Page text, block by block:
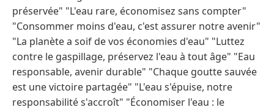
préservée" "L'eau rare, économisez sans compter"
"Consommer moins d'eau, c'est assurer notre avenir"
"La planète a soif de vos économies d'eau" "Luttez
contre le gaspillage, préservez l'eau à tout âge" "Eau
responsable, avenir durable" "Chaque goutte sauvée
est une victoire partagée" "L'eau s'épuise, notre
responsabilité s'accroît" "Économiser l'eau : le